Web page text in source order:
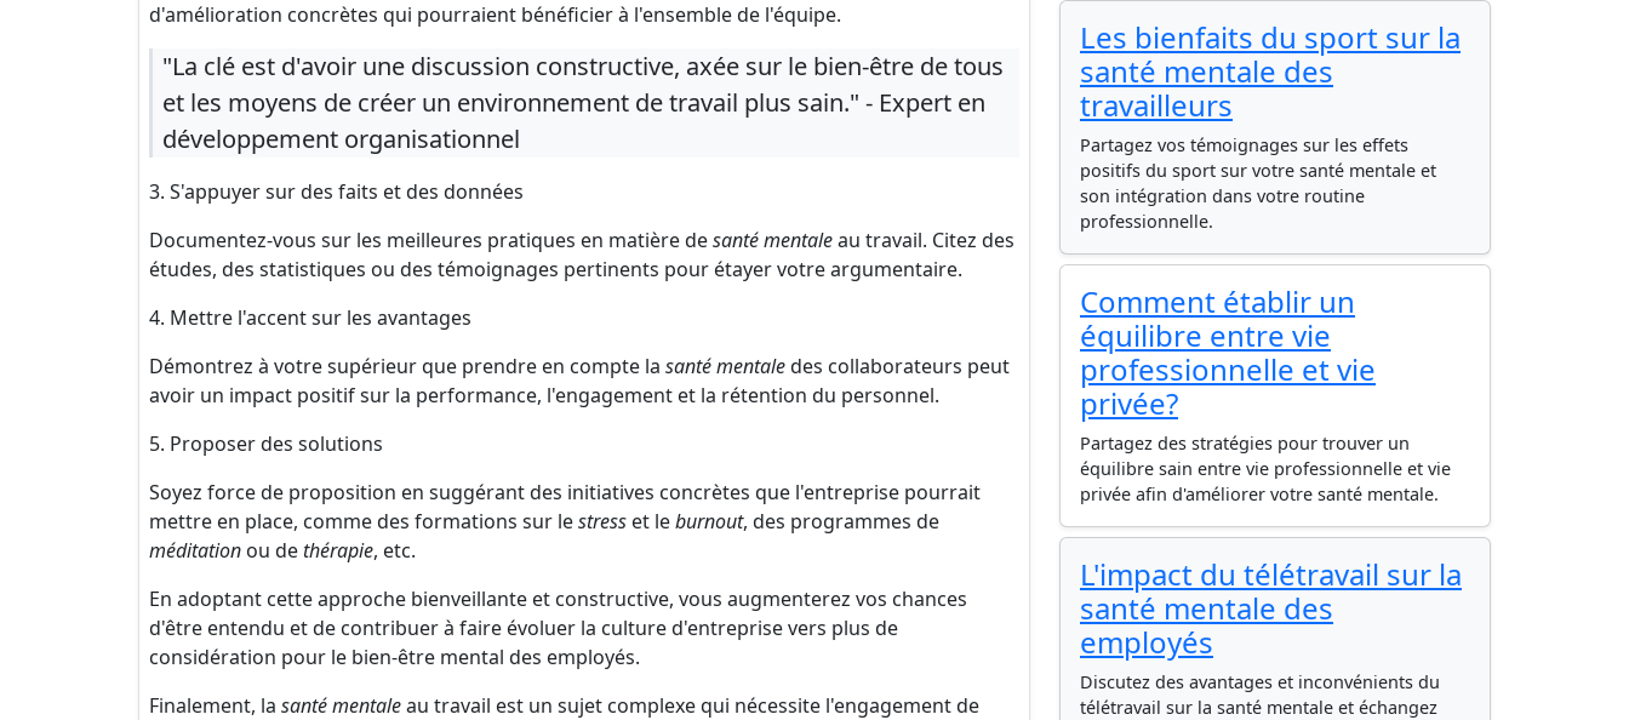
d'amélioration concrètes qui pourraient bénéficier à l'ensemble de l'équipe.
"La clé est d'avoir une discussion constructive, axée sur le bien-être de tous
et les moyens de créer un environnement de travail plus sain." - Expert en
développement organisationnel
3. S'appuyer sur des faits et des données
Documentez-vous sur les meilleures pratiques en matière desanté mentaleau travail. Citez des
études, des statistiques ou des témoignages pertinents pour étayer votre argumentaire.
4. Mettre l'accent sur les avantages
Démontrez à votre supérieur que prendre en compte la santé mentaledes collaborateurs peut
avoir un impact positif sur la performance, l'engagement et la rétention du personnel.
5. Proposer des solutions
Soyez force de proposition en suggérant des initiatives concrètes que l'entreprise pourrait
mettre en place, comme des formations sur lestress et leburnout, des programmes de
méditation ou dethérapie, etc.
En adoptant cette approche bienveillante et constructive, vous augmenterez vos chances
d'être entendu et de contribuer à faire évoluer la culture d'entreprise vers plus de
considération pour le bien-être mental des employés.
Finalement, la santé mentaleau travail est un sujet complexe qui nécessite l'engagement de
Les bienfaits du sport sur la
santé mentale des
travailleurs
Partagez vos témoignages sur les effets
positifs du sport sur votre santé mentale et
son intégration dans votre routine
professionnelle.
Comment établir un
équilibre entre vie
professionnelle et vie
privée?
Partagez des stratégies pour trouver un
équilibre sain entre vie professionnelle et vie
privée afin d'améliorer votre santé mentale.
L'impact du télétravail sur la
santé mentale des
employés
Discutez des avantages et inconvénients du
télétravail sur la santé mentale et échangez